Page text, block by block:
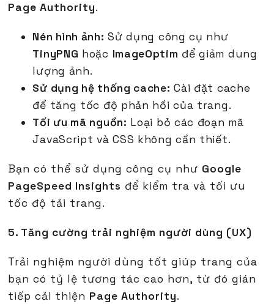
Page Authority.
Nén hình ảnh: Sử dụng công cụ như
TinyPNG hoặc ImageOptim để giảm dung
lượng ảnh.
Sử dụng hệ thống cache: Cài đặt cache
để tăng tốc độ phản hồi của trang.
Tối ưu mã nguồn: Loại bỏ các đoạn mã
JavaScript và CSS không cần thiết.
Bạn có thể sử dụng công cụ như Google
PageSpeed Insights để kiểm tra và tối ưu
tốc độ tải trang.
5. Tăng cường trải nghiệm người dùng (UX)
Trải nghiệm người dùng tốt giúp trang của
bạn có tỷ lệ tương tác cao hơn, từ đó gián
tiếp cải thiện Page Authority.